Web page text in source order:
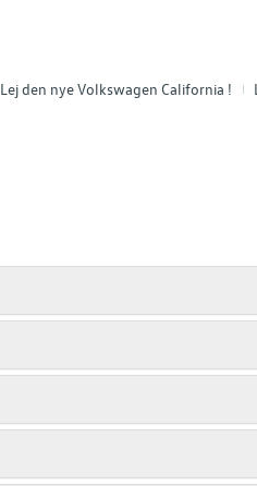
Lej den nye Volkswagen California !